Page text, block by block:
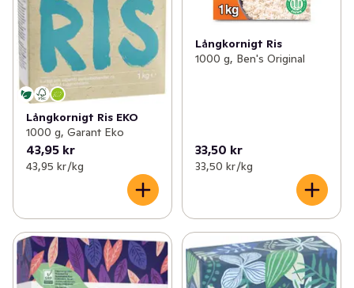
Långkornigt Ris EKO
1000 g, Garant Eko
43,95 kr
43,95 kr /kg
Långkornigt Ris
1000 g, Ben's Original
33,50 kr
33,50 kr /kg